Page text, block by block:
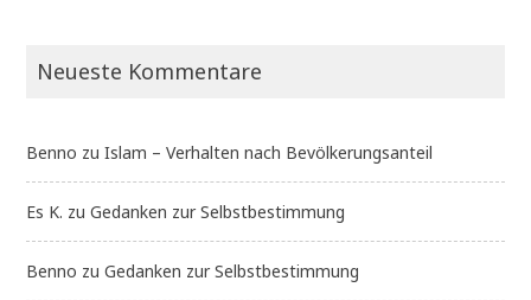
Neueste Kommentare
Benno zuIslam – Verhalten nach Bevölkerungsanteil
Es K. zuGedanken zur Selbstbestimmung
Benno zuGedanken zur Selbstbestimmung